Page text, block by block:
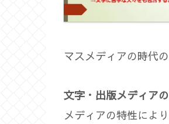
マスメディアの時代
文字・出版メディア
メディアの特性によ